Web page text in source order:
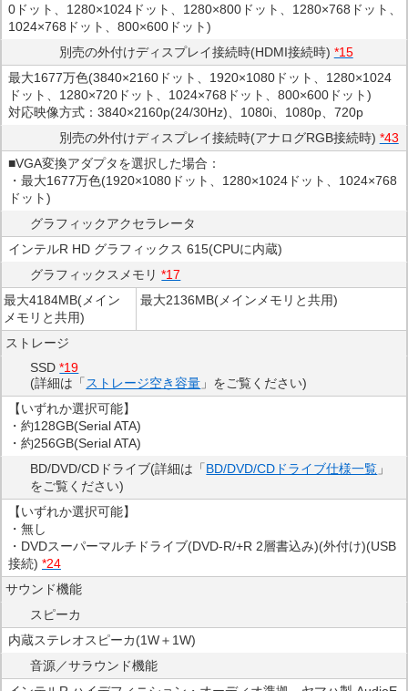
0ドット、1280×1024ドット、1280×800ドット、1280×768ドット、
1024×768ドット、800×600ドット)
別売の外付けディスプレイ接続時(HDMI接続時) *15
最大1677万色(3840×2160ドット、1920×1080ドット、1280×1024
ドット、1280×720ドット、1024×768ドット、800×600ドット)
対応映像方式：3840×2160p(24/30Hz)、1080i、1080p、720p
別売の外付けディスプレイ接続時(アナログRGB接続時) *43
■VGA変換アダプタを選択した場合：
・最大1677万色(1920×1080ドット、1280×1024ドット、1024×768
ドット)
グラフィックアクセラレータ
インテルR HD グラフィックス 615(CPUに内蔵)
グラフィックスメモリ*17
最大4184MB(メイン
メモリと共用)
最大2136MB(メインメモリと共用)
ストレージ
SSD*19
(詳細は「 ストレージ空き容量 」をご覧ください)
【いずれか選択可能】
・約128GB(Serial ATA)
・約256GB(Serial ATA)
BD/DVD/CDドライブ(詳細は「BD/DVD/CDドライブ仕様一覧 」
をご覧ください)
【いずれか選択可能】
・無し
・DVDスーパーマルチドライブ(DVD-R/+R 2層書込み)(外付け)(USB
接続) *24
サウンド機能
スピーカ
内蔵ステレオスピーカ(1W＋1W)
音源／サラウンド機能